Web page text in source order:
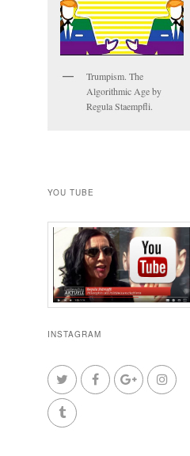
Trumpism. The
Algorithmic Age by
Regula Staempfli.
YOU TUBE
INSTAGRAM